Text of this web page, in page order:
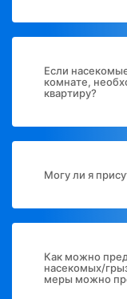
Если
комнате,
квартиру?
Могу ли я
Как можно
насекомых/
меры можно